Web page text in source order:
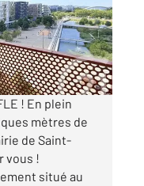
! En plein
mètres de
de Saint-
vous !
situé au